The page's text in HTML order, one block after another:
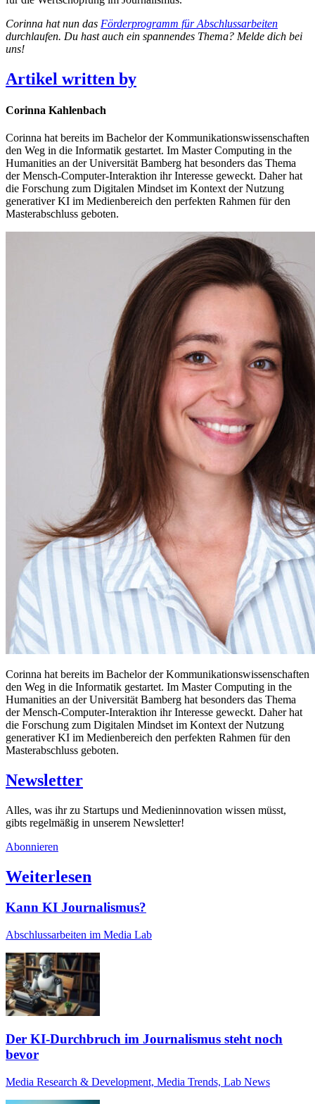
Corinna hat nun das Förderprogramm für Abschlussarbeiten
durchlaufen. Du hast auch ein spannendes Thema? Melde dich bei
uns!
Artikel written by
Corinna Kahlenbach
Corinna hat bereits im Bachelor der Kommunikationswissenschaften
den Weg in die Informatik gestartet. Im Master Computing in the
Humanities an der Universität Bamberg hat besonders das Thema
der Mensch-Computer-Interaktion ihr Interesse geweckt. Daher hat
die Forschung zum Digitalen Mindset im Kontext der Nutzung
generativer KI im Medienbereich den perfekten Rahmen für den
Masterabschluss geboten.
Corinna hat bereits im Bachelor der Kommunikationswissenschaften
den Weg in die Informatik gestartet. Im Master Computing in the
Humanities an der Universität Bamberg hat besonders das Thema
der Mensch-Computer-Interaktion ihr Interesse geweckt. Daher hat
die Forschung zum Digitalen Mindset im Kontext der Nutzung
generativer KI im Medienbereich den perfekten Rahmen für den
Masterabschluss geboten.
Newsletter
Alles, was ihr zu Startups und Medieninnovation wissen müsst,
gibts regelmäßig in unserem Newsletter!
Abonnieren
Weiterlesen
Kann KI Journalismus?
Abschlussarbeiten im Media Lab
Der KI-Durchbruch im Journalismus steht noch
bevor
Media Research & Development, Media Trends, Lab News